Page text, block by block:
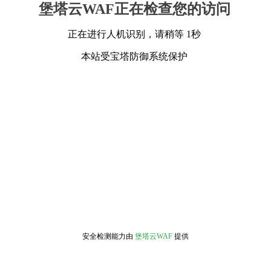
堡塔云WAF正在检查您的访问
正在进行人机识别，请稍等 1秒
本站受宝塔防御系统保护
安全检测能力由 堡塔云WAF 提供